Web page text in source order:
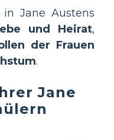
Jane Austens
und Heirat,
der Frauen
.
Jane